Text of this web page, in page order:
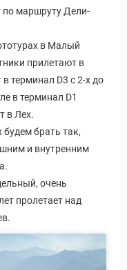
по маршруту Дели-
в Малый
прилетают в
терминал D3 с 2-х до
в терминал D1
в Лех.
брать так,
и внутренним
очень
пролетает над